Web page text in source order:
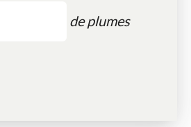
de plumes